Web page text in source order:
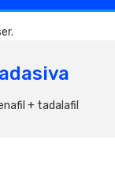
+ tadalafil